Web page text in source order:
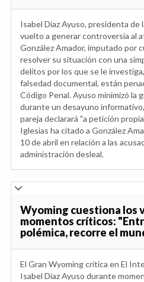
Isabel Díaz Ayuso, presidenta de
vuelto a generar controversia al
González Amador, imputado por
resolver su situación con una
delitos por los que se le
falsedad documental, están
Código Penal. Ayuso minimizó la
durante un desayuno
pareja declarará "a petición
Iglesias ha citado a González
10 de abril en relación a las
administración desleal.
Wyoming cuestiona los
momentos críticos:
polémica, recorre el
El Gran Wyoming critica en El
Isabel Díaz Ayuso durante